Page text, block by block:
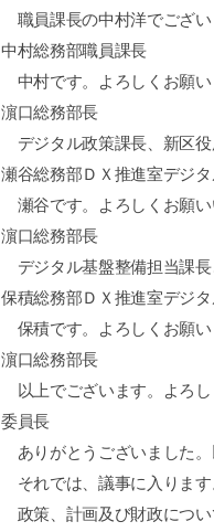
職員課長の中村洋でござい
中村総務部職員課長
中村です。よろしくお願い
濵口総務部長
デジタル政策課長、新区
瀬谷総務部ＤＸ推進室デジ
瀬谷です。よろしくお願い
濵口総務部長
デジタル基盤整備担当課
保積総務部ＤＸ推進室デジ
保積です。よろしくお願い
濵口総務部長
以上でございます。よろ
委員長
ありがとうございました。
それでは、議事に入ります
政策、計画及び財政につ